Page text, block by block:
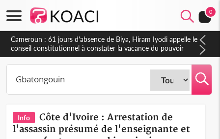
0
Cameroun : 61 jours d'absence de Biya, Hiram Iyodi appelle le
conseil constitutionnel à constater la vacance du pouvoir
Info
Côte d'Ivoire : Arrestation de
l'assassin présumé de l'enseignante et